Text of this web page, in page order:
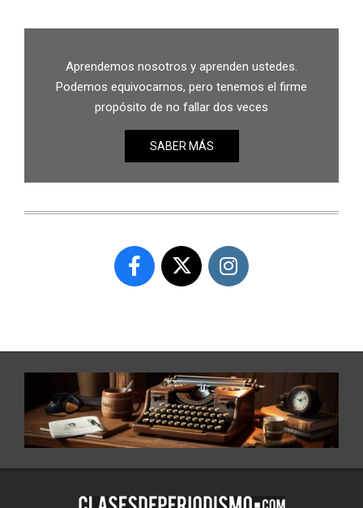
Aprendemos nosotros y aprenden ustedes.
Podemos equivocarnos, pero tenemos el firme
propósito de no fallar dos veces
SABER MÁS